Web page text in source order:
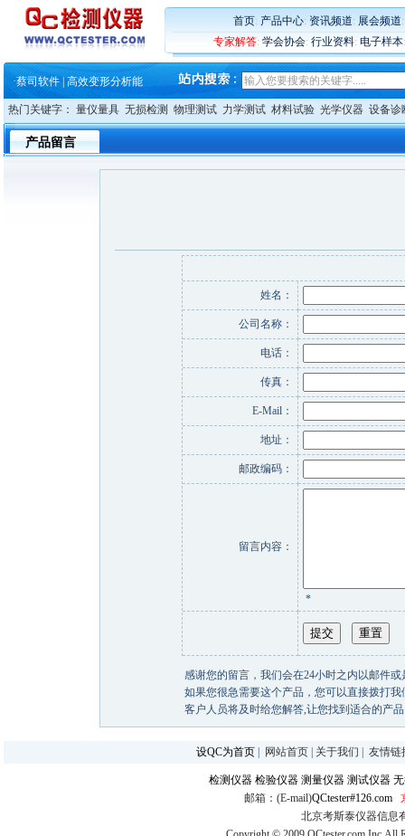
首页: 产品中心: 资讯频道: 展会频道
专家解答: 学会协会: 行业资料: 电子样本
铸就AI服务器质量动脉 – 高
ZEISS BOSELLO ADR 让内部缺
蔡司和亿纬锂能达成战略合作
·大牌云集 买家升级 ——26
·蔡司软件 | 高效变形分析能
· 铸就AI服务器质量动脉 – 高
·铸就AI服务器质量动脉 – 高
·ZEISS BOSELLO ADR 让内部缺
·蔡司和亿纬锂能达成战略合作
·大牌云集 买家升级 ——26
热门关键字： 量仪量具 无损检测 物理测试 力学测试 材料试验 光学仪器 设备诊
产品留言
姓名：
公司名称：
电话：
传真：
E-Mail：
地址：
邮政编码：
留言内容：
*
感谢您的留言，我们会在24小时之内以邮件
如果您很急需要这个产品，您可以直接拨打
客户人员将及时给您解答,让您找到适合的产品
设QC为首页 网站首页 关于我们 友情链
检测仪器 检验仪器 测量仪器 测试仪器
邮箱：(E-mail)QCtester#126.com
北京考斯泰仪器信息